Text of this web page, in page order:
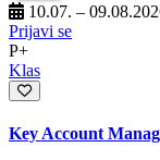
10.07. –
Prijavi se
P+
Klas
Key Account